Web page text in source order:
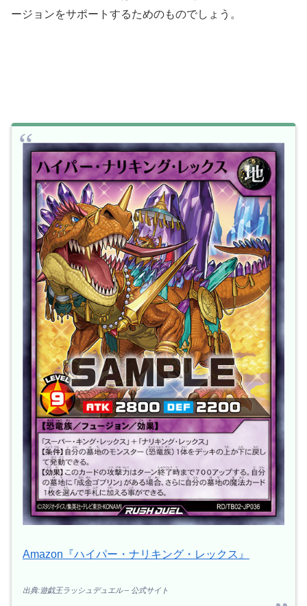
ージョンをサポートするためのものでしょう。
Amazon『ハイパー・ナリキング・レックス』
出典:遊戯王ラッシュデュエル – 公式サイト